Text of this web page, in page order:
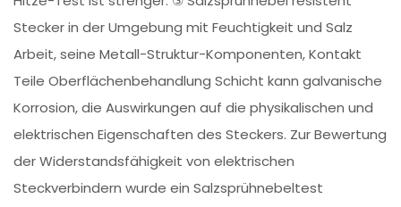
Stecker in der Umgebung mit Feuchtigkeit und Salz
Arbeit, seine Metall-Struktur-Komponenten, Kontakt
Teile Oberflächenbehandlung Schicht kann galvanische
Korrosion, die Auswirkungen auf die physikalischen und
elektrischen Eigenschaften des Steckers. Zur Bewertung
der Widerstandsfähigkeit von elektrischen
Steckverbindern wurde ein Salzsprühnebeltest